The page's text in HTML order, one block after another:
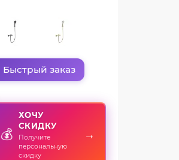
Быстрый заказ
💰
ХОЧУ
СКИДКУ
Получите
персональную
скидку
→